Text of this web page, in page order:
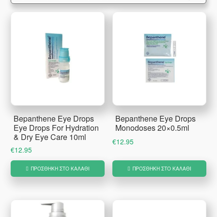
Bepanthene Eye Drops
Eye Drops For Hydration
& Dry Eye Care 10ml
€12.95
ΠΡΟΣΘΉΚΗ ΣΤΟ ΚΑΛΆΘΙ
Bepanthene Eye Drops
Monodoses 20×0.5ml
€12.95
ΠΡΟΣΘΉΚΗ ΣΤΟ ΚΑΛΆΘΙ